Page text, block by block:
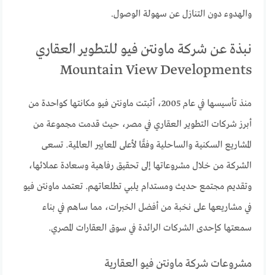
والهدوء دون التنازل عن سهولة الوصول.
نبذة عن شركة ماونتن فيو للتطوير العقاري
Mountain View Developments
منذ تأسيسها في عام 2005، أثبتت ماونتن فيو مكانتها كواحدة من
أبرز شركات التطوير العقاري في مصر، حيث قدمت مجموعة من
المشاريع السكنية والساحلية وفقًا لأعلى المعايير العالمية. تسعى
الشركة من خلال مشروعاتها إلى تحقيق رفاهية وسعادة عملائها،
وتقديم مجتمع حديث ومستدام يلبي تطلعاتهم. تعتمد ماونتن فيو
في مشاريعها على نخبة من أفضل الخبرات، مما ساهم في بناء
سمعتها كإحدى الشركات الرائدة في سوق العقارات المصري.
مشروعات شركة ماونتن فيو العقارية